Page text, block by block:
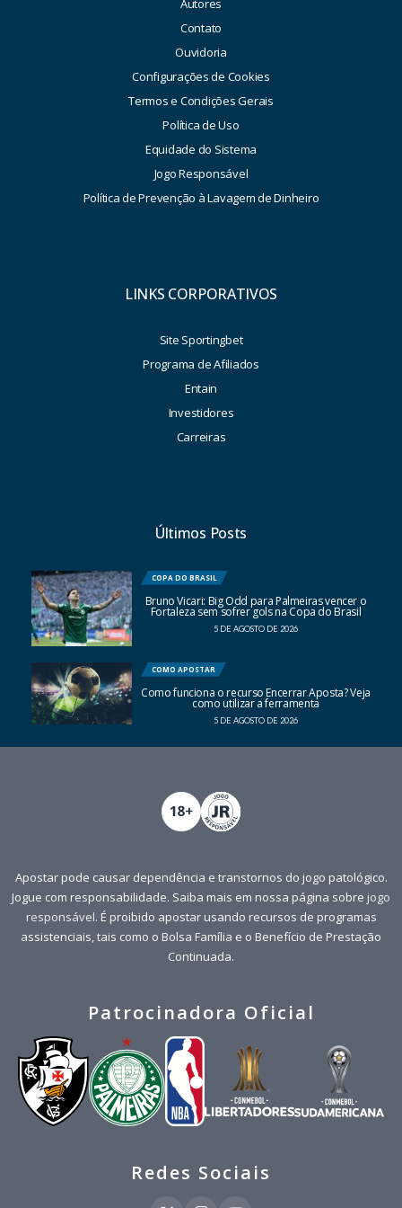
Autores
Contato
Ouvidoria
Configurações de Cookies
Termos e Condições Gerais
Política de Uso
Equidade do Sistema
Jogo Responsável
Política de Prevenção à Lavagem de Dinheiro
LINKS CORPORATIVOS
Site Sportingbet
Programa de Afiliados
Entain
Investidores
Carreiras
Últimos Posts
COPA DO BRASIL
Bruno Vicari: Big Odd para Palmeiras vencer o
Fortaleza sem sofrer gols na Copa do Brasil
5 DE AGOSTO DE 2026
COMO APOSTAR
Como funciona o recurso Encerrar Aposta? Veja
como utilizar a ferramenta
5 DE AGOSTO DE 2026
Apostar pode causar dependência e transtornos do jogo patológico.
Jogue com responsabilidade. Saiba mais em nossa página sobre jogo
responsável. É proibido apostar usando recursos de programas
assistenciais, tais como o Bolsa Família e o Benefício de Prestação
Continuada.
Patrocinadora Oficial
Redes Sociais